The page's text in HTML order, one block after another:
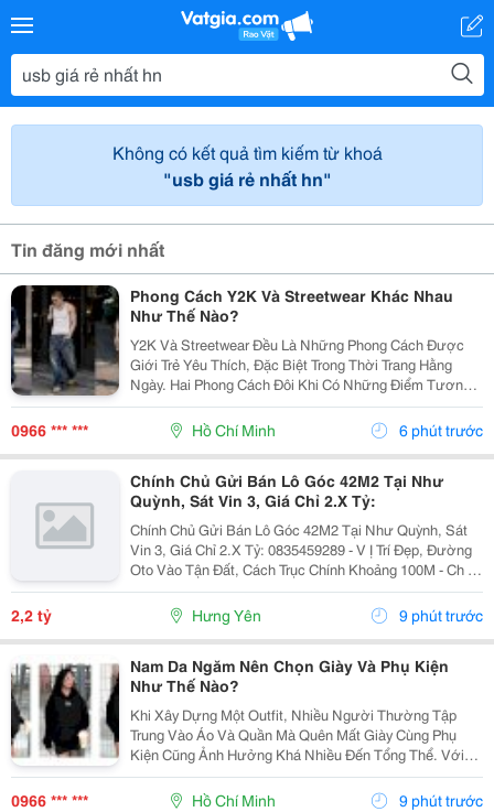
Không có kết quả tìm kiếm từ khoá
"usb giá rẻ nhất hn"
Tin đăng mới nhất
Phong Cách Y2K Và Streetwear Khác Nhau
Như Thế Nào?
Y2K Và Streetwear Đều Là Những Phong Cách Được
Giới Trẻ Yêu Thích, Đặc Biệt Trong Thời Trang Hằng
Ngày. Hai Phong Cách Đôi Khi Có Những Điểm Tương
Đồng Như Trang Phục Thoải Mái, Phom Rộng Và Ảnh
Hưởng Từ Văn Hóa Đường Phố. Tuy Nhiên, Y2K Và...
0966 *** *** Hồ Chí Minh 6 phút trước
Chính Chủ Gửi Bán Lô Góc 42M2 Tại Như
Quỳnh, Sát Vin 3, Giá Chỉ 2.X Tỷ:
Chính Chủ Gửi Bán Lô Góc 42M2 Tại Như Quỳnh, Sát
Vin 3, Giá Chỉ 2.X Tỷ: 0835459289 - V Ị Trí Đẹp, Đường
Oto Vào Tận Đất, Cách Trục Chính Khoảng 100M - Ch Ỉ 1
Phút Di Chuyển Ra Vin 2,3 - Khoảng 300M Ra Đường
Quốc Lộ 5A - Di Chuyển 5P Ra Ngay...
2,2 tỷ Hưng Yên 9 phút trước
Nam Da Ngăm Nên Chọn Giày Và Phụ Kiện
Như Thế Nào?
Khi Xây Dựng Một Outfit, Nhiều Người Thường Tập
Trung Vào Áo Và Quần Mà Quên Mất Giày Cùng Phụ
Kiện Cũng Ảnh Hưởng Khá Nhiều Đến Tổng Thể. Với
Nam Da Ngăm, Lựa Chọn Đúng Những Chi Tiết Này Có
Thể Giúp Trang Phục Trông Cân Bằng, Chỉn Chu Và Thể
0966 *** *** Hồ Chí Minh 9 phút trước